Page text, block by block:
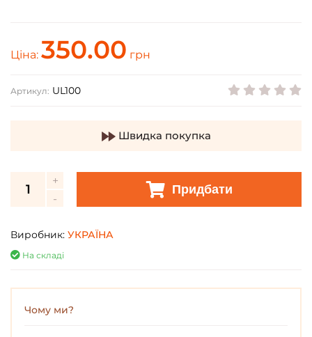
Ціна: 350.00 грн
Артикул: UL100
Швидка покупка
Придбати
Виробник: УКРАЇНА
На складі
Чому ми?